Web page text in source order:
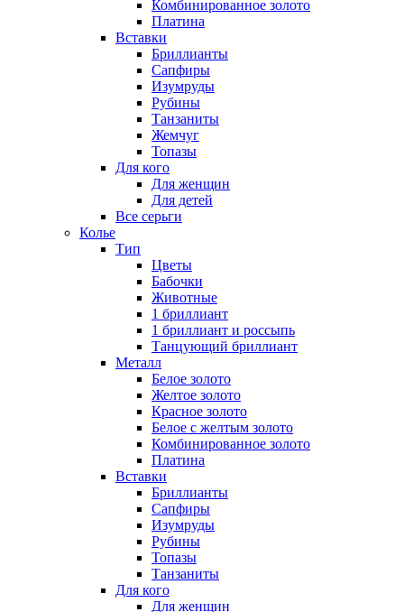
Комбинированное золото
Платина
Вставки
Бриллианты
Сапфиры
Изумруды
Рубины
Танзаниты
Жемчуг
Топазы
Для кого
Для женщин
Для детей
Все серьги
Колье
Тип
Цветы
Бабочки
Животные
1 бриллиант
1 бриллиант и россыпь
Танцующий бриллиант
Металл
Белое золото
Желтое золото
Красное золото
Белое с желтым золото
Комбинированное золото
Платина
Вставки
Бриллианты
Сапфиры
Изумруды
Рубины
Топазы
Танзаниты
Для кого
Для женщин